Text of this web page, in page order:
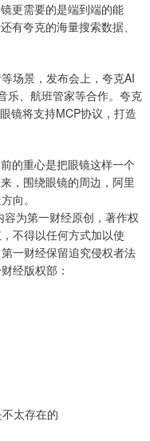
更需要的是端到端的能
有夸克的海量搜索数据、
场景，发布会上，夸克AI
乐、航班管家等合作。夸克
镜将支持MCP协议，打造
的重心是把眼镜这样一个
，围绕眼镜的周边，阿里
向。
为第一财经原创，著作权
不得以任何方式加以使
一财经保留追究侵权者法
经版权部：
太存在的